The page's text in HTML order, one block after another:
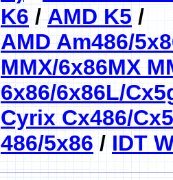
K6/AMD K5 /
AMD Am486/
MMX/6x86MX
6x86/6x86L/
Cyrix Cx486/
486/5x86/IDT